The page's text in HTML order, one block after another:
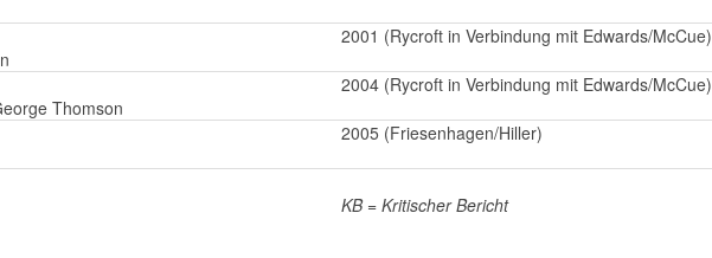
2001 (Rycroft in Verbindung mit Edwards/McCue)
Thomson
2004 (Rycroft in Verbindung mit Edwards/McCue)
2005 (Friesenhagen/Hiller)
KB = Kritischer Bericht